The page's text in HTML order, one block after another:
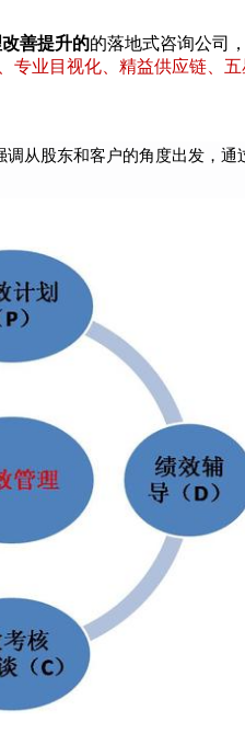
善提升的的落地式咨询公司
专业目视化、精益供应链、
从股东和客户的角度出发，